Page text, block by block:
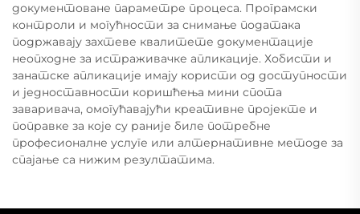
документоване параметре процеса. Програмски
контроли и могућности за снимање података
подржавају захтеве квалитете документације
неопходне за истраживачке апликације. Хобисти и
занатске апликације имају користи од доступности
и једноставности коришћења мини спота
заваривача, омогућавајући креативне пројекте и
поправке за које су раније биле потребне
професионалне услуге или алтернативне методе за
спајање са нижим резултатима.